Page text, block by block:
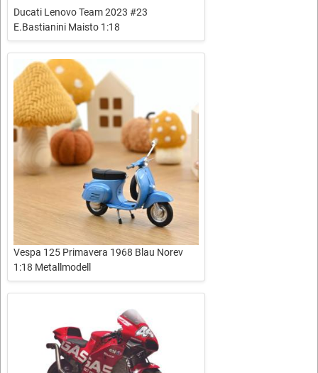
Ducati Lenovo Team 2023 #23
E.Bastianini Maisto 1:18
Vespa 125 Primavera 1968 Blau Norev
1:18 Metallmodell